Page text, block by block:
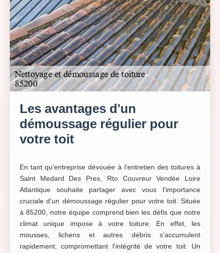
Les avantages d'un
démoussage régulier pour
votre toit
En tant qu'entreprise dévouée à l'entretien des toitures à
Saint Medard Des Pres, Rto Couvreur Vendée Loire
Atlantique souhaite partager avec vous l'importance
cruciale d'un démoussage régulier pour votre toit. Située
à 85200, notre équipe comprend bien les défis que notre
climat unique impose à votre toiture. En effet, les
mousses, lichens et autres débris s'accumulent
rapidement, compromettant l'intégrité de votre toit. Un